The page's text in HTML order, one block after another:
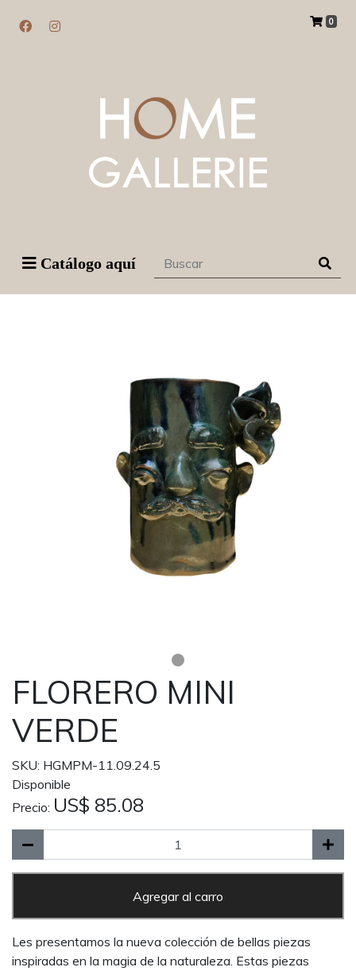
0
Catálogo aquí
FLORERO MINI
VERDE
SKU: HGMPM-11.09.24.5
Disponible
Precio: US$ 85.08
Agregar al carro
Les presentamos la nueva colección de bellas piezas
inspiradas en la magia de la naturaleza. Estas piezas